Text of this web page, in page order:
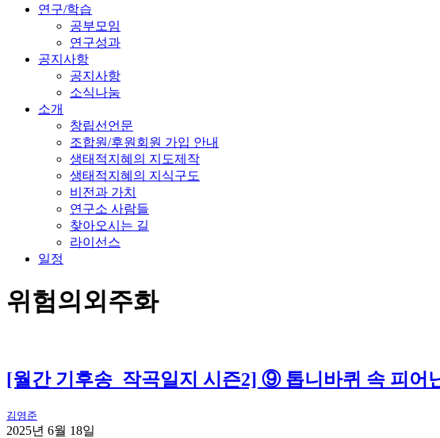
연구/학습
공부모임
연구성과
공지사항
공지사항
소식나눔
소개
창립선언문
조합원/후원회원 가입 안내
생태적지혜의 지도제작
생태적지혜의 지식구도
비전과 가치
연구소 사람들
찾아오시는 길
라이선스
일정
위험의외주화
[월간 기후송_작곡일지 시즌2] ⑨ 톱니바퀴 속 피어
김영준
2025년 6월 18일